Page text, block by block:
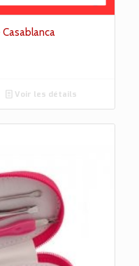
Voir les détails